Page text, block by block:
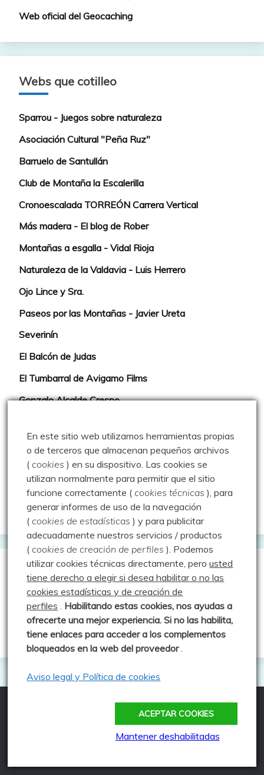
Web oficial del Geocaching
Webs que cotilleo
Sparrou - Juegos sobre naturaleza
Asociación Cultural "Peña Ruz"
Barruelo de Santullán
Club de Montaña la Escalerilla
Cronoescalada TORREÓN Carrera Vertical
Más madera - El blog de Rober
Montañas a esgalla - Vidal Rioja
Naturaleza de la Valdavia - Luis Herrero
Ojo Lince y Sra.
Paseos por las Montañas - Javier Ureta
Severinín
El Balcón de Judas
El Tumbarral de Avigamo Films
Gonzalo Alcalde Crespo
Montaña en libertad
Rutas y excursiones con niños
Valdeolea. Río Camesa, la vía azul
Aprendiz de sueños
Guías de Montaña
Manu - Entre Valles y Cumbre
Luis Crespo Fernández
Todos los derechos reservados
Funciona gracias a WordPress
|
Tema: Fairy por
En este sitio web utilizamos herramientas propias
o de terceros que almacenan pequeños archivos
(cookies ) en su dispositivo. Las cookies se
utilizan normalmente para permitir que el sitio
funcione correctamente (cookies técnicas ), para
generar informes de uso de la navegación
(cookies de estadísticas ) y para publicitar
adecuadamente nuestros servicios / productos
(cookies de creación de perfiles ). Podemos
utilizar cookies técnicas directamente, perousted
tiene derecho a elegir si desea habilitar o no las
cookies estadísticas y de creación de
perfiles . Habilitando estas cookies, nos ayudas a
ofrecerte una mejor experiencia. Si no las habilita,
tiene enlaces para acceder a los complementos
bloqueados en la web del proveedor.
Aviso legal y Política de cookies
ACEPTAR COOKIES
Mantener deshabilitadas